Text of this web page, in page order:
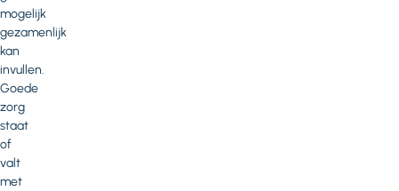
mogelijk
gezamenlijk
kan
invullen.
Goede
zorg
staat
of
valt
met